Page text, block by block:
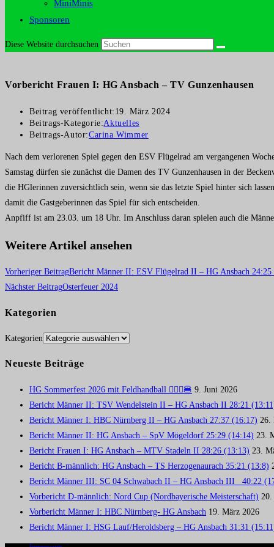
MiniMinis
Sponsoren
Diese Website durchsuchen
Vorbericht Frauen I: HG Ansbach – TV Gunzenhausen
Beitrag veröffentlicht: 19. März 2024
Beitrags-Kategorie:Aktuelles
Beitrags-Autor:Carina Wimmer
Nach dem verlorenen Spiel gegen den ESV Flügelrad am vergangenen
Samstag dürfen sie zunächst die Damen des TV Gunzenhausen in der
die HGlerinnen zuversichtlich sein, wenn sie das letzte Spiel hinter sich
damit die Gastgeberinnen das Spiel für sich entscheiden.
Anpfiff ist am 23.03. um 18 Uhr. Im Anschluss daran spielen auch die
Weitere Artikel ansehen
Vorheriger BeitragBericht Männer II: ESV Flügelrad II – HG Ansbach 24:25
Nächster BeitragOsterfeuer 2024
Kategorien
Kategorien
Neueste Beiträge
HG Sommerfest 2026 mit Feldhandball 🤾🏼‍♂️🍔 9. Juni 2026
Bericht Männer II: TSV Wendelstein II – HG Ansbach II 28:21
Bericht Männer I: HBC Nürnberg II – HG Ansbach 27:37 (16:17) 26.
Bericht Männer II: HG Ansbach – SpV Mögeldorf 25:29 (14:14) 23.
Bericht Frauen I: HG Ansbach – MTV Stadeln II 28:26 (13:13) 23.
Bericht B-männlich: HG Ansbach – TS Herzogenaurach 35:21 (13:8)
Bericht Männer III: SC 04 Schwabach II – HG Ansbach III 40:22
Vorbericht D-männlich: Nord Cup (Nordbayerische Meisterschaft)
Vorbericht Männer I: HBC Nürnberg- HG Ansbach 19. März 2026
Bericht Männer I: HSG Lauf/Heroldsberg – HG Ansbach 31:31